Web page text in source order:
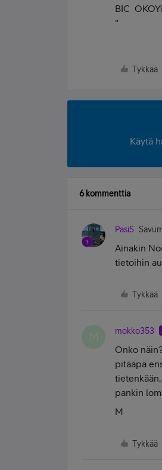
BIC
"
Tykkää
Käytä
6 kommenttia
PasiS
Ainakin
tietoihin
Tykkää
mokko353
Onko
pitääpä
pankin
M
Tykkää